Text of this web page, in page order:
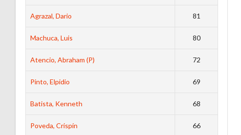
Agrazal, Dario 81
Machuca, Luis 80
Atencio, Abraham (P) 72
Pinto, Elpidio 69
Batista, Kenneth 68
Poveda, Crispín 66